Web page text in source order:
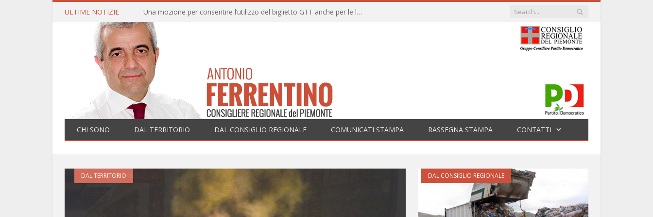
ULTIME NOTIZIE Una mozione per consentire l’utilizzo del biglietto GTT anche per le linee ferroviarie SFM nell’ambito territoriale dei Comuni della prima cintura di Torino
CHI SONO DAL TERRITORIO DAL CONSIGLIO REGIONALE COMUNICATI STAMPA RASSEGNA STAMPA CONTATTI
DAL TERRITORIO DAL CONSIGLIO REGIONALE